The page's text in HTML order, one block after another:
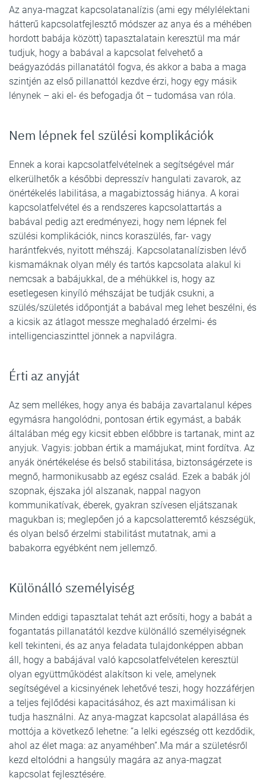
Az anya-magzat kapcsolatanalízis (ami egy mélylélektani
hátterű kapcsolatfejlesztő módszer az anya és a méhében
hordott babája között) tapasztalatain keresztül ma már
tudjuk, hogy a babával a kapcsolat felvehető a
beágyazódás pillanatától fogva, és akkor a baba a maga
szintjén az első pillanattól kezdve érzi, hogy egy másik
lénynek – aki el- és befogadja őt – tudomása van róla.
Nem lépnek fel szülési komplikációk
Ennek a korai kapcsolatfelvételnek a segítségével már
elkerülhetők a későbbi depresszív hangulati zavarok, az
önértékelés labilitása, a magabiztosság hiánya. A korai
kapcsolatfelvétel és a rendszeres kapcsolattartás a
babával pedig azt eredményezi, hogy nem lépnek fel
szülési komplikációk, nincs koraszülés, far- vagy
harántfekvés, nyitott méhszáj. Kapcsolatanalízisben lévő
kismamáknak olyan mély és tartós kapcsolata alakul ki
nemcsak a babájukkal, de a méhükkel is, hogy az
esetlegesen kinyíló méhszájat be tudják csukni, a
szülés/születés időpontját a babával meg lehet beszélni, és
a kicsik az átlagot messze meghaladó érzelmi- és
intelligenciaszinttel jönnek a napvilágra.
Érti az anyját
Az sem mellékes, hogy anya és babája zavartalanul képes
egymásra hangolódni, pontosan értik egymást, a babák
általában még egy kicsit ebben előbbre is tartanak, mint az
anyjuk. Vagyis: jobban értik a mamájukat, mint fordítva. Az
anyák önértékelése és belső stabilitása, biztonságérzete is
megnő, harmonikusabb az egész család. Ezek a babák jól
szopnak, éjszaka jól alszanak, nappal nagyon
kommunikatívak, éberek, gyakran szívesen eljátszanak
magukban is; meglepően jó a kapcsolatteremtő készségük,
és olyan belső érzelmi stabilitást mutatnak, ami a
babakorra egyébként nem jellemző.
Különálló személyiség
Minden eddigi tapasztalat tehát azt erősíti, hogy a babát a
fogantatás pillanatától kezdve különálló személyiségnek
kell tekinteni, és az anya feladata tulajdonképpen abban
áll, hogy a babájával való kapcsolatfelvételen keresztül
olyan együttműködést alakítson ki vele, amelynek
segítségével a kicsinyének lehetővé teszi, hogy hozzáférjen
a teljes fejlődési kapacitásához, és azt maximálisan ki
tudja használni. Az anya-magzat kapcsolat alapállása és
mottója a következő lehetne: “a lelki egészség ott kezdődik,
ahol az élet maga: az anyaméhben”.Ma már a születésről
kezd eltolódni a hangsúly magára az anya-magzat
kapcsolat fejlesztésére.